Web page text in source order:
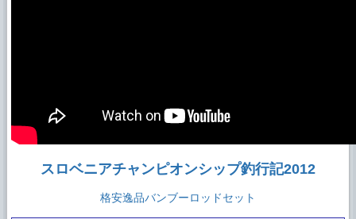
2017 11月24日ユーロニンフィング専用フライライン
2017 6月10日北海道 強者50オーバーレインボーの激し
ぶライズを射止める！
スロベニアチャンピオンシップ釣行記2012
格安逸品バンブーロッドセット